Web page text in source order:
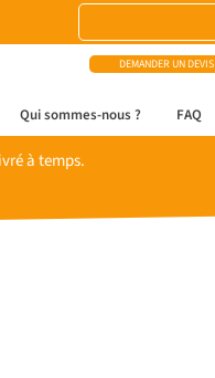
DEMANDER UN DEVIS
Qui sommes-nous ? FAQ
à temps.